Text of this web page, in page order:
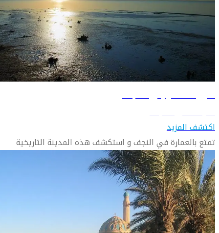
دليل السفر إلى النجف
تعرّف على النجف
اكتشف المزيد
تمتع بالعمارة في النجف و استكشف هذه المدينة التاريخية